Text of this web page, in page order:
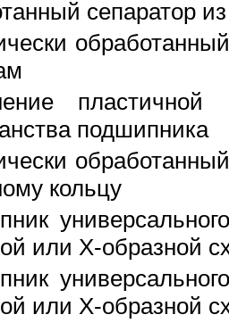
сепаратор
подшипника
кольцу
или Х-образной
или Х-образной